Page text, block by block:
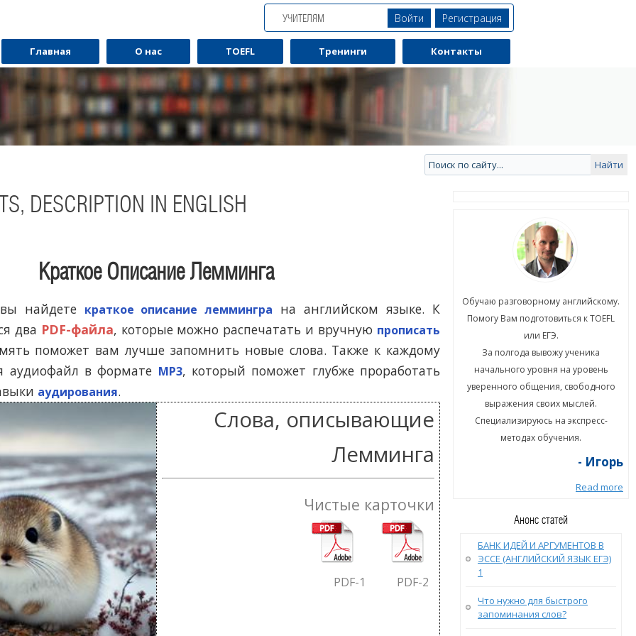
УЧИТЕЛЯМ Войти Регистрация
Главная О нас TOEFL Тренинги Контакты
DESCRIPTION IN ENGLISH
Краткое Описание Лемминга
найдете краткое описание леммингра на английском языке. К
два PDF-файла, которые можно распечатать и вручную прописать
поможет вам лучше запомнить новые слова. Также к каждому
аудиофайл в формате MP3, который поможет глубже проработать
аудирования.
Слова, описывающие
Лемминга
Чистые карточки
PDF-1 PDF-2
Помогу Вам подготовиться к TOEFL
или ЕГЭ.
За полгода вывожу ученика
начального уровня на уровень
выражения своих мыслей.
Специализируюсь на экспресс-
Обучаю разговорному английскому.
или ЕГЭ.
За полгода вывожу ученика
начального уровня на уровень
выражения своих мыслей.
Специализируюсь на экспресс-
- Игорь
Read more
Обучаю разговорному английскому.
Помогу Вам подготовиться к TOEFL
или ЕГЭ.
За полгода вывожу ученика
начального уровня на уровень
уверенного общения, свободного
выражения своих мыслей.
Специализируюсь на экспресс-
методах обучения.
- Игорь
Read more
Анонс статей
БАНК ИДЕЙ И АРГУМЕНТОВ В
ЭССЕ (АНГЛИЙСКИЙ ЯЗЫК ЕГЭ)
1
Что нужно для быстрого
запоминания слов?